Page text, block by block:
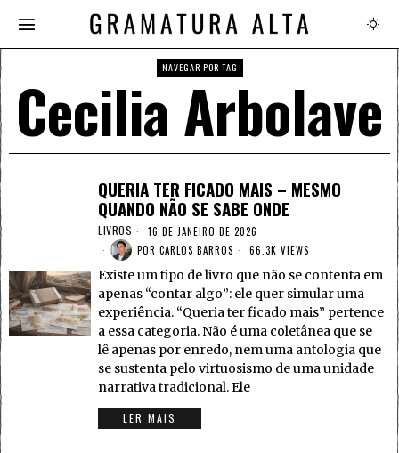
NAVEGAR POR TAG
Cecilia Arbolave
QUERIA TER FICADO MAIS – MESMO
QUANDO NÃO SE SABE ONDE
LIVROS
16 DE JANEIRO DE 2026
POR CARLOS BARROS 66.3K VIEWS
Existe um tipo de livro que não se contenta em
apenas “contar algo”: ele quer simular uma
experiência. “Queria ter ficado mais” pertence
a essa categoria. Não é uma coletânea que se
lê apenas por enredo, nem uma antologia que
se sustenta pelo virtuosismo de uma unidade
narrativa tradicional. Ele
LER MAIS